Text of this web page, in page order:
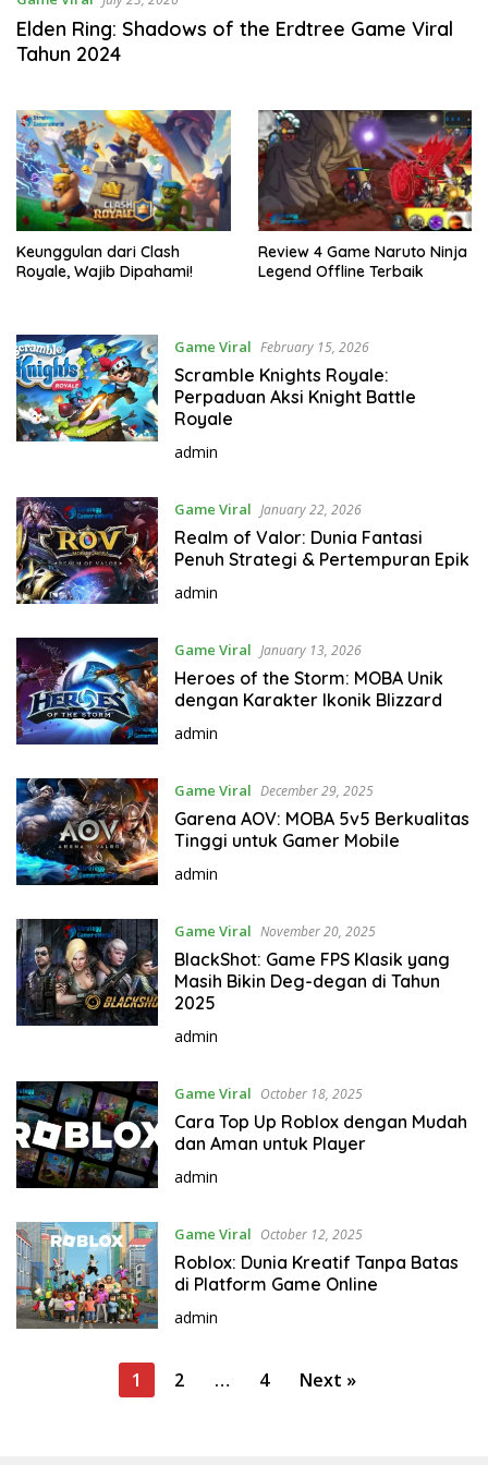
Elden Ring: Shadows of the Erdtree Game Viral
Tahun 2024
Keunggulan dari Clash
Royale, Wajib Dipahami!
Review 4 Game Naruto Ninja
Legend Offline Terbaik
Game Viral February 15, 2026
Scramble Knights Royale:
Perpaduan Aksi Knight Battle
Royale
admin
Game Viral January 22, 2026
Realm of Valor: Dunia Fantasi
Penuh Strategi & Pertempuran Epik
admin
Game Viral January 13, 2026
Heroes of the Storm: MOBA Unik
dengan Karakter Ikonik Blizzard
admin
Game Viral December 29, 2025
Garena AOV: MOBA 5v5 Berkualitas
Tinggi untuk Gamer Mobile
admin
Game Viral November 20, 2025
BlackShot: Game FPS Klasik yang
Masih Bikin Deg-degan di Tahun
2025
admin
Game Viral October 18, 2025
Cara Top Up Roblox dengan Mudah
dan Aman untuk Player
admin
Game Viral October 12, 2025
Roblox: Dunia Kreatif Tanpa Batas
di Platform Game Online
admin
1 2 … 4 Next »